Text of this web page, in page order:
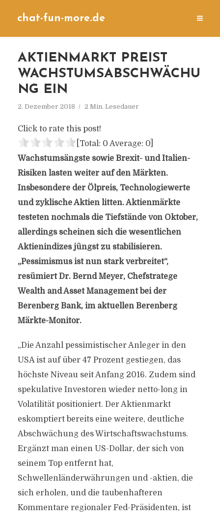
chat-fun-more.de
AKTIENMARKT PREIST
WACHSTUMSABSCHWÄCHU
NG EIN
2. Dezember 2018 2 Min. Lesedauer
Click to rate this post!
[Total: 0 Average: 0]
Wachstumsängste sowie Brexit- und Italien-
Risiken lasten weiter auf den Märkten.
Insbesondere der Ölpreis, Technologiewerte
und zyklische Aktien litten. Aktienmärkte
testeten nochmals die Tiefstände von Oktober,
allerdings scheinen sich die wesentlichen
Aktienindizes jüngst zu stabilisieren.
„Pessimismus ist nun stark verbreitet“,
resümiert Dr. Bernd Meyer, Chefstratege
Wealth and Asset Management bei der
Berenberg Bank, im aktuellen Berenberg
Märkte-Monitor.
„Die Anzahl pessimistischer Anleger in den
USA ist auf über 47 Prozent gestiegen, das
höchste Niveau seit Anfang 2016. Zudem sind
spekulative Investoren wieder netto-long in
Volatilität positioniert. Der Aktienmarkt
eskomptiert bereits eine weitere, deutliche
Abschwächung des Wirtschaftswachstums.
Ergänzt man einen US-Dollar, der sich von
seinem Top entfernt hat,
Schwellenländerwährungen und -aktien, die
sich erholen, und die taubenhafteren
Kommentare regionaler Fed-Präsidenten, ist